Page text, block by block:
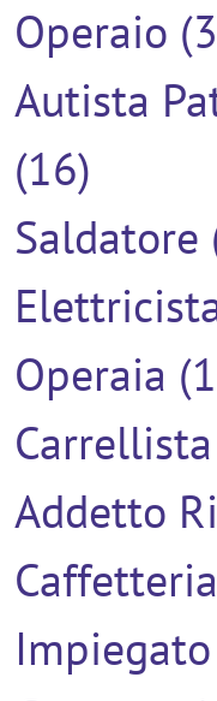
Operaio
Autista
(16)
Saldatore
Operaia
Addetto